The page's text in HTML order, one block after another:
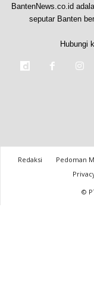
BantenNews.co.id
seputar Banten
Hubungi
Redaksi Pedoman
©